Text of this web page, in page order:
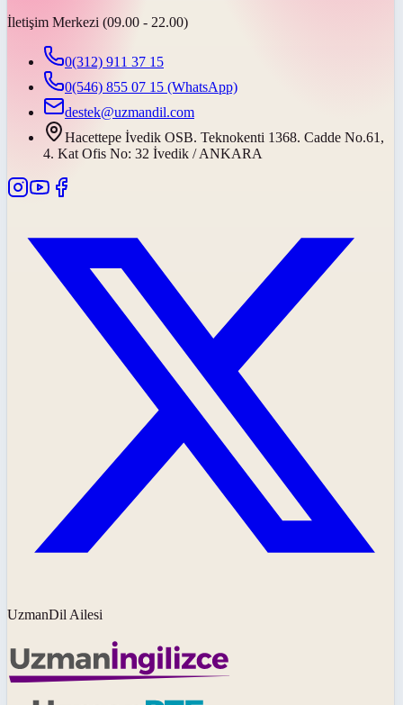
İletişim Merkezi (09.00 - 22.00)
0(312) 911 37 15
0(546) 855 07 15 (WhatsApp)
destek@uzmandil.com
Hacettepe İvedik OSB. Teknokenti 1368. Cadde No.61,
4. Kat Ofis No: 32 İvedik / ANKARA
UzmanDil Ailesi